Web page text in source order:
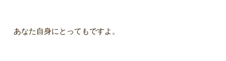
あなた自身にとってもですよ。